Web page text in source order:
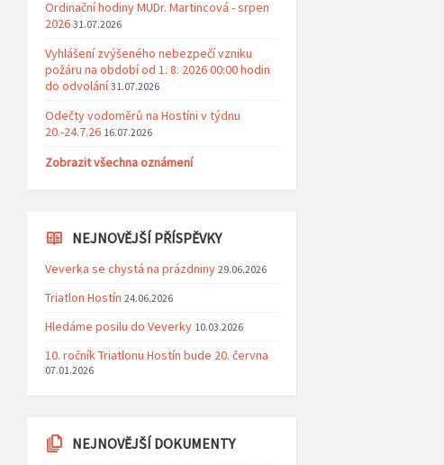
Ordinační hodiny MUDr. Martincová - srpen
2026 31.07.2026
Vyhlášení zvýšeného nebezpečí vzniku
požáru na období od 1. 8. 2026 00:00 hodin
do odvolání 31.07.2026
Odečty vodoměrů na Hostíni v týdnu
20.-24.7.26 16.07.2026
Zobrazit všechna oznámení
NEJNOVĚJŠÍ PŘÍSPĚVKY
Veverka se chystá na prázdniny 29.06.2026
Triatlon Hostín 24.06.2026
Hledáme posilu do Veverky 10.03.2026
10. ročník Triatlonu Hostín bude 20. června
07.01.2026
NEJNOVĚJŠÍ DOKUMENTY